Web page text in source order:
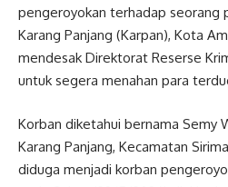
pengeroyokan terhadap seorang
Karang Panjang (Karpan), Kota
mendesak Direktorat Reserse
untuk segera menahan para
Korban diketahui bernama Semy
Karang Panjang, Kecamatan
diduga menjadi korban